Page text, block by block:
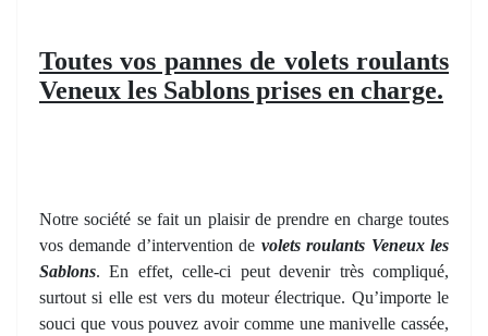
Toutes vos pannes de volets roulants
Veneux les Sablons prises en charge.
Notre société se fait un plaisir de prendre en charge toutes
vos demande d’intervention de volets roulants Veneux les
Sablons. En effet, celle-ci peut devenir très compliqué,
surtout si elle est vers du moteur électrique. Qu’importe le
souci que vous pouvez avoir comme une manivelle cassée,